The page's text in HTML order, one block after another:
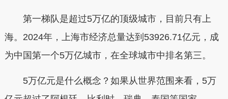
第一梯队是超过5万亿的顶级城市，目前只有上
海。 2024年，上海市经济总量达到53926.71亿元，成
为中国第一个5万亿城市，在全球城市中排名第三。
5万亿元是什么概念？如果从世界范围来看，5万